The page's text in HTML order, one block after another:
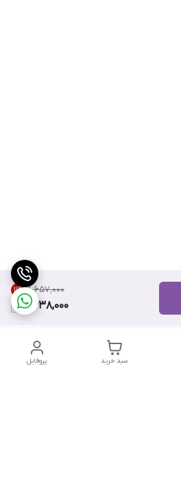
۸٬۶۵۷٬۰۰۰ 11%
7,638,000
پروفایل سبد خرید